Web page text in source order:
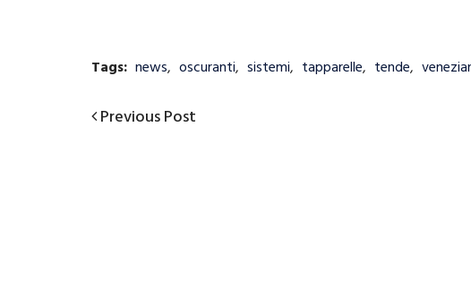
Tags: news, oscuranti, sistemi, tapparelle, tende,
Navigazione
Previous
Previous Post